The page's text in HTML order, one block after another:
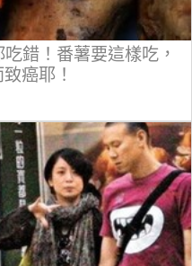
錯！番薯要這樣吃，
癌耶！